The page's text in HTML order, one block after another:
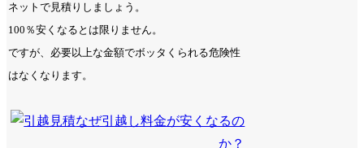
ネットで見積りしましょう。
100％安くなるとは限りません。
ですが、必要以上な金額でボッタくられる危険性
はなくなります。
なぜ引越し料金が安くなるの
か？